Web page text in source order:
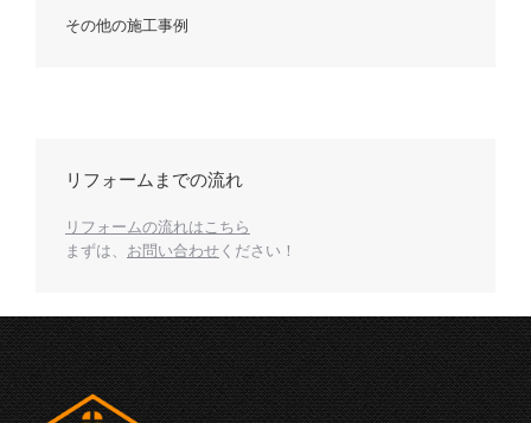
その他の施工事例
リフォームまでの流れ
リフォームの流れはこちら
まずは、 お問い合わせ ください！